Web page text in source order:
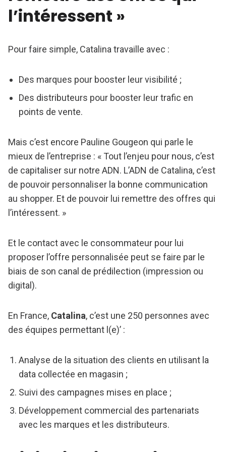
ProspectusPanorama des communications réalisées
par les points de vente pour annoncer et promouvoir la
mises en avant pour parler d’un sujet porteur sur les
l’intéressent »
Pour faire simple, Catalina travaille avec :
Des marques pour booster leur visibilité ;
Des distributeurs pour booster leur trafic en
points de vente.
Mais c’est encore Pauline Gougeon qui parle le
mieux de l’entreprise : « Tout l’enjeu pour nous, c’est
de capitaliser sur notre ADN. L’ADN de Catalina, c’est
de pouvoir personnaliser la bonne communication
au shopper. Et de pouvoir lui remettre des offres qui
l’intéressent. »
Et le contact avec le consommateur pour lui
proposer l’offre personnalisée peut se faire par le
biais de son canal de prédilection (impression ou
digital).
En France, Catalina, c’est une 250 personnes avec
des équipes permettant l(e)’ :
Analyse de la situation des clients en utilisant la
data collectée en magasin ;
Suivi des campagnes mises en place ;
Développement commercial des partenariats
avec les marques et les distributeurs.